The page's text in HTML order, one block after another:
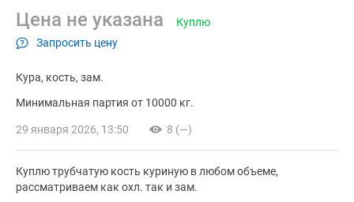
Цена не указана
Запросить цену
Куплю
Кура кость зам.
Минимальная партия от 10000 кг.
29 января 2026, 13:50 8 (—)
Куплю трубчатую кость куриную в любом объеме,
рассматриваем как охл. так и зам.